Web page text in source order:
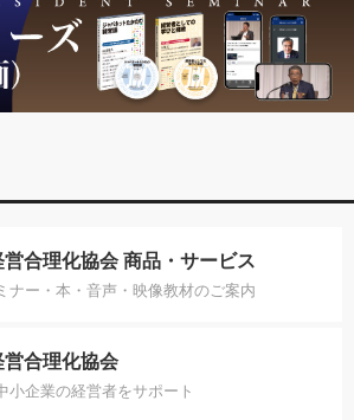
営合理化協会 商品・サービス
ナー・本・音声・映像教材のご案内
営合理化協会
小企業の経営者をサポート